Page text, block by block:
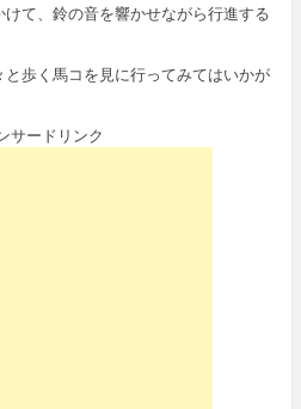
て、鈴の音を響かせながら行進する
歩く馬コを見に行ってみてはいかが
サードリンク